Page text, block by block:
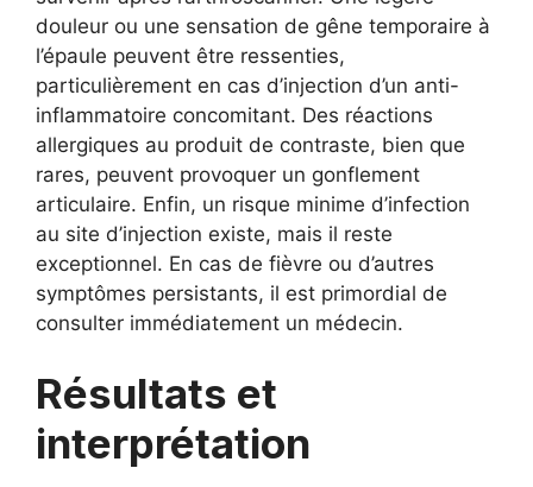
douleur ou une sensation de gêne temporaire à
l’épaule peuvent être ressenties,
particulièrement en cas d’injection d’un anti-
inflammatoire concomitant. Des réactions
allergiques au produit de contraste, bien que
rares, peuvent provoquer un gonflement
articulaire. Enfin, un risque minime d’infection
au site d’injection existe, mais il reste
exceptionnel. En cas de fièvre ou d’autres
symptômes persistants, il est primordial de
consulter immédiatement un médecin.
Résultats et
interprétation